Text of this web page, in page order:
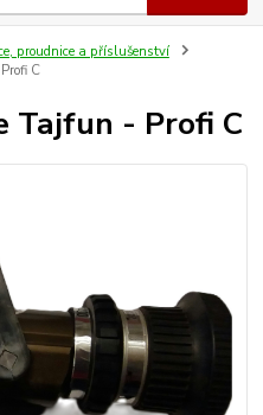
proudnice a příslušenství
C
Tajfun - Profi C